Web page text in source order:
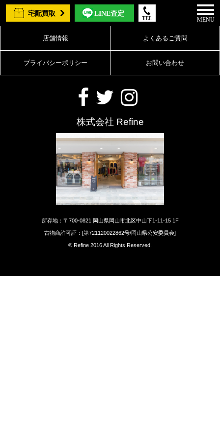
宅配買取 LINE査定
TEL MENU
店舗情報 よくあるご質問
プライバシーポリシー お問い合わせ
株式会社 Refine
所存地：〒700-0821 岡山県岡山市北区中山下1-11-15 1F
古物商許可証：[第721120022862号/岡山県公安委員会]
© Refine 2016 All Rights Reserved.